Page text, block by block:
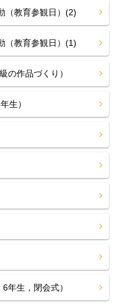
（教育参観日）(2)
（教育参観日）(1)
の作品づくり）
生）
年生，閉会式）